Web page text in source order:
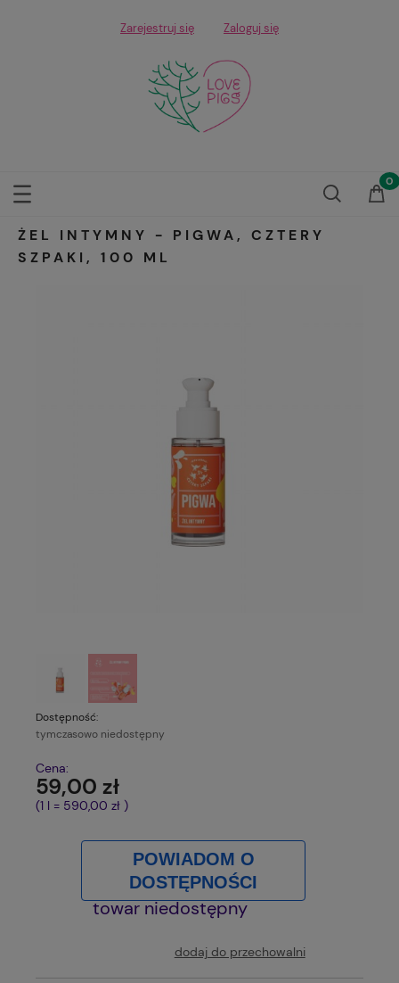
Zarejestruj się Zaloguj się
ŻEL INTYMNY - PIGWA, CZTERY
SZPAKI, 100 ML
Dostępność:
tymczasowo niedostępny
Cena:
59,00 zł
(1 l = 590,00 zł )
POWIADOM O
DOSTĘPNOŚCI
towar niedostępny
dodaj do przechowalni